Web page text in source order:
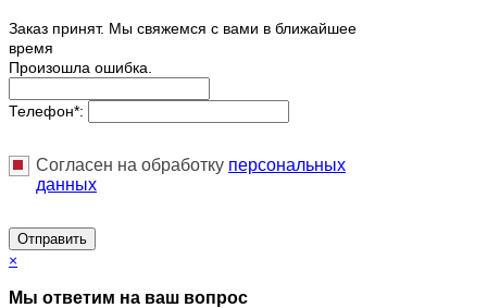
Заказ принят. Мы свяжемся с вами в ближайшее
время
Произошла ошибка.
Телефон*:
Согласен на обработку персональныx
данных
Отправить
×
Мы ответим на ваш вопрос